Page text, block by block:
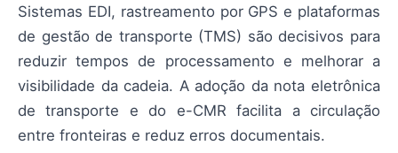
Sistemas EDI, rastreamento por GPS e plataformas
de gestão de transporte (TMS) são decisivos para
reduzir tempos de processamento e melhorar a
visibilidade da cadeia. A adoção da nota eletrônica
de transporte e do e-CMR facilita a circulação
entre fronteiras e reduz erros documentais.